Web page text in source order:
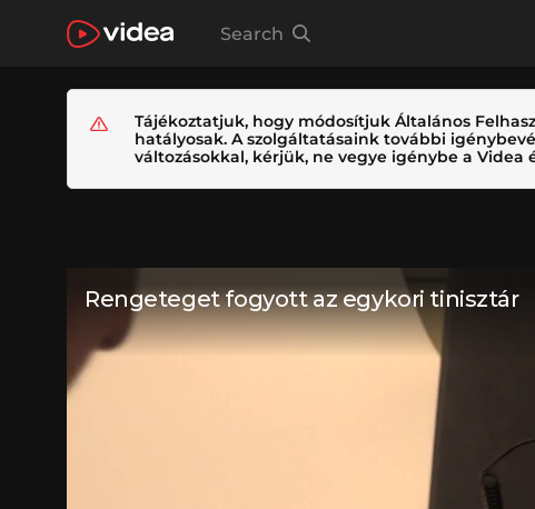
Search
Tájékoztatjuk, hogy módosítjuk Általános
hatályosak. A szolgáltatásaink további
változásokkal, kérjük, ne vegye igénybe a Videa